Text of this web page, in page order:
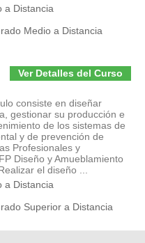
a Distancia
Medio a Distancia
Ver Detalles del Curso
consiste en diseñar
gestionar su producción e
de los sistemas de
y de prevención de
Profesionales y
Diseño y Amueblamiento
el diseño ...
a Distancia
Superior a Distancia